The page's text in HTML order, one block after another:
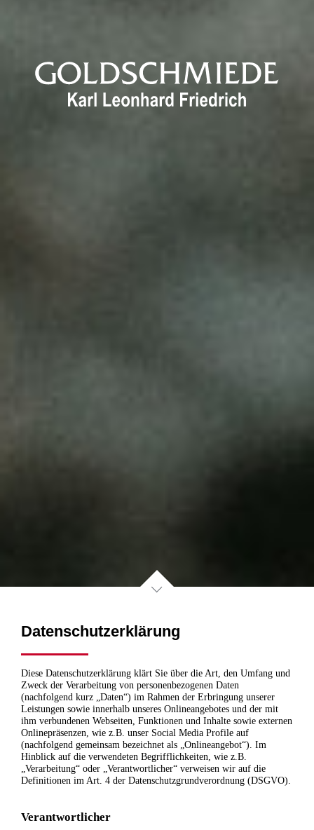
Datenschutzerklärung
Diese Datenschutzerklärung klärt Sie über die Art, den Umfang und
Zweck der Verarbeitung von personenbezogenen Daten
(nachfolgend kurz „Daten“) im Rahmen der Erbringung unserer
Leistungen sowie innerhalb unseres Onlineangebotes und der mit
ihm verbundenen Webseiten, Funktionen und Inhalte sowie externen
Onlinepräsenzen, wie z.B. unser Social Media Profile auf
(nachfolgend gemeinsam bezeichnet als „Onlineangebot“). Im
Hinblick auf die verwendeten Begrifflichkeiten, wie z.B.
„Verarbeitung“ oder „Verantwortlicher“ verweisen wir auf die
Definitionen im Art. 4 der Datenschutzgrundverordnung (DSGVO).
Verantwortlicher